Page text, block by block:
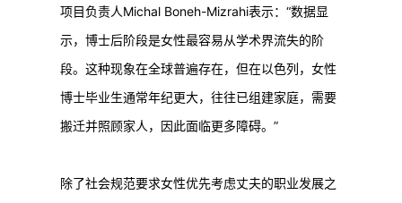
项目负责人Michal Boneh-Mizrahi表示：“数据显
示，博士后阶段是女性最容易从学术界流失的阶
段。这种现象在全球普遍存在，但在以色列，女性
博士毕业生通常年纪更大，往往已组建家庭，需要
搬迁并照顾家人，因此面临更多障碍。”
除了社会规范要求女性优先考虑丈夫的职业发展之